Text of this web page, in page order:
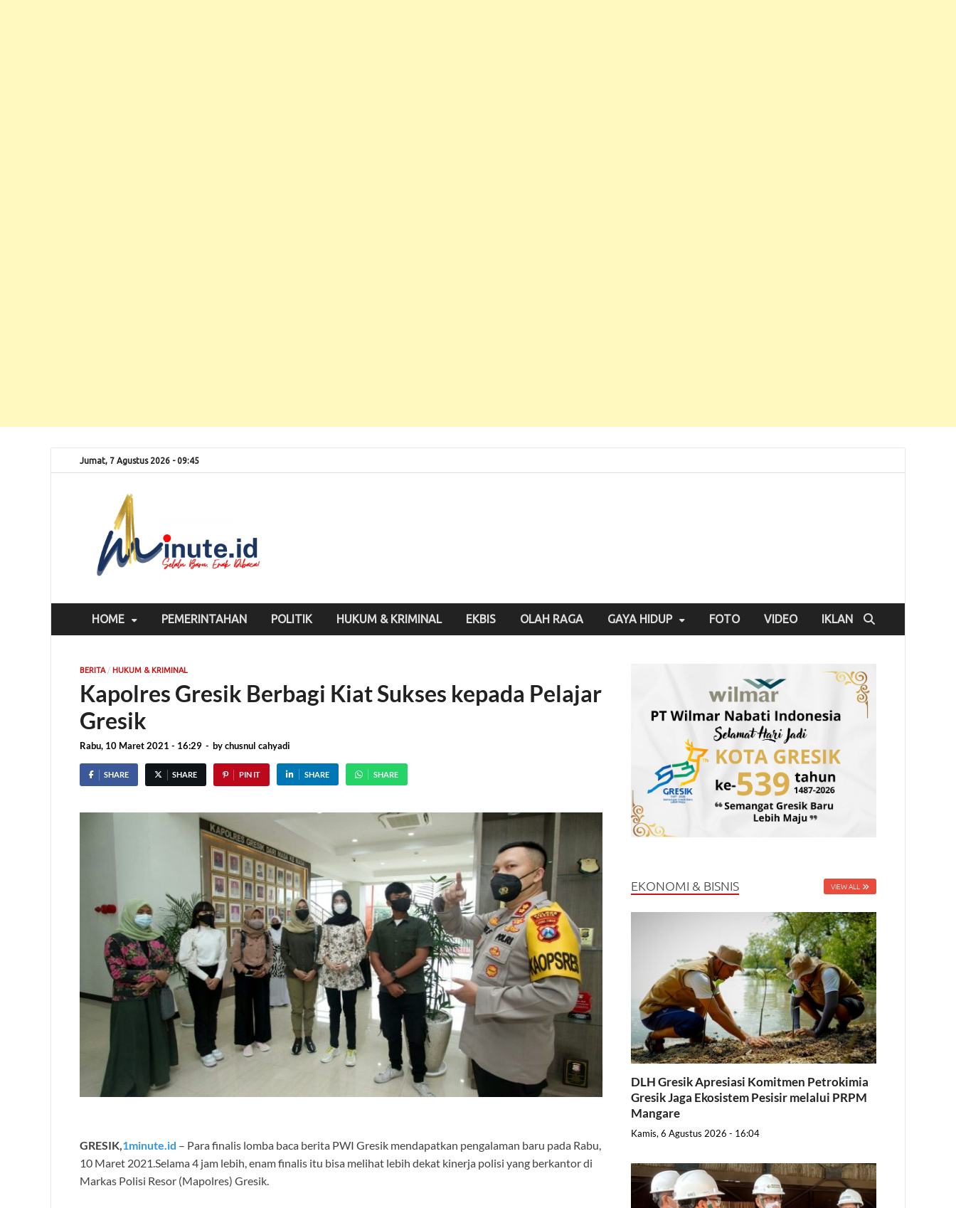
Jumat, 7 Agustus 2026 - 09:45
HOME PEMERINTAHAN POLITIK HUKUM & KRIMINAL EKBIS OLAH RAGA GAYA HIDUP FOTO VIDEO IKLAN
BERITA/ HUKUM & KRIMINAL
Kapolres Gresik Berbagi Kiat Sukses kepada Pelajar
Gresik
Rabu, 10 Maret 2021 - 16:29 - bychusnul cahyadi
SHARE SHARE PIN IT SHARE SHARE
GRESIK,1minute.id – Para finalis lomba baca berita PWI Gresik mendapatkan pengalaman baru pada Rabu,
10 Maret 2021.Selama 4 jam lebih, enam finalis itu bisa melihat lebih dekat kinerja polisi yang berkantor di
Markas Polisi Resor (Mapolres) Gresik.
EKONOMI & BISNIS VIEW ALL
DLH Gresik Apresiasi Komitmen Petrokimia
Gresik Jaga Ekosistem Pesisir melalui PRPM
Mangare
Kamis, 6 Agustus 2026 - 16:04